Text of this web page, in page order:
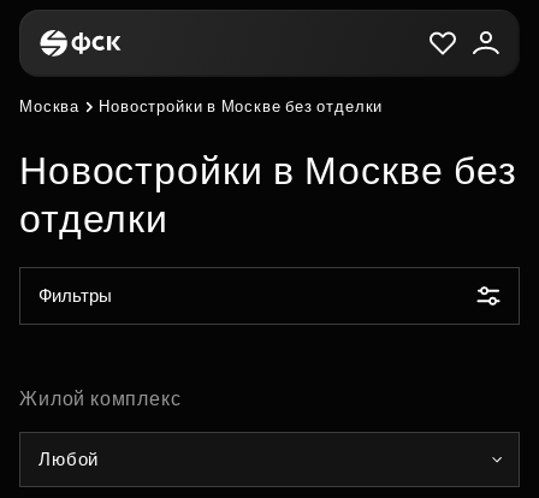
Москва Новостройки в Москве без отделки
Новостройки в Москве без
отделки
Фильтры
Жилой комплекс
Любой